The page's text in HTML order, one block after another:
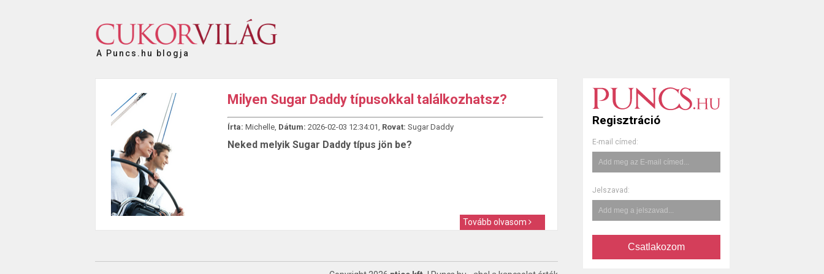
Regisztráció
E-mail címed:
Jelszavad:
Csatlakozom
A Puncs.hu blogja
Milyen Sugar Daddy típusokkal találkozhatsz?
Írta: Michelle, Dátum: 2026-02-03 12:34:01, Rovat: Sugar Daddy
Neked melyik Sugar Daddy típus jön be?
Tovább olvasom